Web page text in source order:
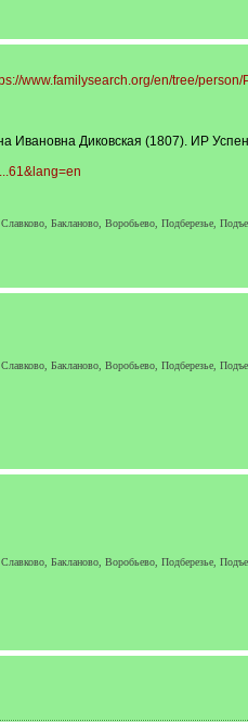
www.familysearch.org/en/tree/person/
Диковская (1807). ИР
Бакланово, Воробьево, Подберезье,
Бакланово, Воробьево, Подберезье,
Бакланово, Воробьево, Подберезье,